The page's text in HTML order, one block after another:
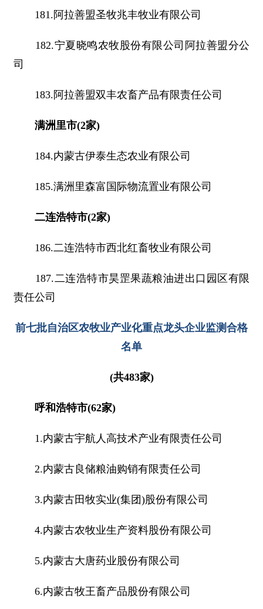
181.阿拉善盟圣牧兆丰牧业有限公司
182.宁夏晓鸣农牧股份有限公司阿拉善盟分公
司
183.阿拉善盟双丰农畜产品有限责任公司
满洲里市(2家)
184.内蒙古伊泰生态农业有限公司
185.满洲里森富国际物流置业有限公司
二连浩特市(2家)
186.二连浩特市西北红畜牧业有限公司
187.二连浩特市昊罡果蔬粮油进出口园区有限
责任公司
前七批自治区农牧业产业化重点龙头企业监测合格
名单
(共483家)
呼和浩特市(62家)
1.内蒙古宇航人高技术产业有限责任公司
2.内蒙古良储粮油购销有限责任公司
3.内蒙古田牧实业(集团)股份有限公司
4.内蒙古农牧业生产资料股份有限公司
5.内蒙古大唐药业股份有限公司
6.内蒙古牧王畜产品股份有限公司